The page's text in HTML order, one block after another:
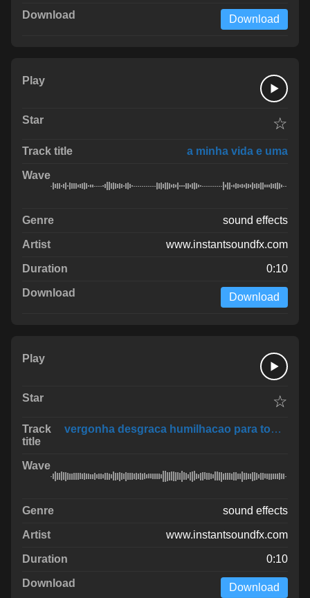
Download
☆
a minha vida e uma
sound effects
www.instantsoundfx.com
0:10
Download
☆
vergonha desgraca humilhacao para todo uma rac
sound effects
www.instantsoundfx.com
0:10
Download